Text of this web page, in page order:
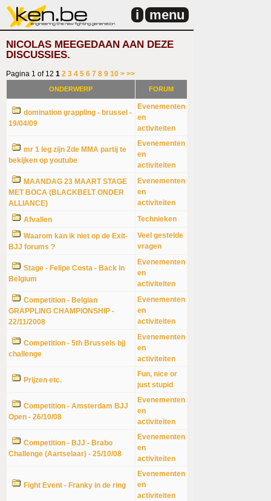
i menu
NICOLAS MEEGEDAAN AAN DEZE
DISCUSSIES.
Pagina 1 of 12 1 2 3 4 5 6 7 8 9 10 > >>
ONDERWERP FORUM
domination grappling - brussel -
19/04/09
Evenementen
en
activiteiten
mr 1 leg zijn 2de MMA partij te
bekijken op youtube
Evenementen
en
activiteiten
MAANDAG 23 MAART STAGE
MET BOCA (BLACKBELT ONDER
ALLIANCE)
Evenementen
en
activiteiten
Afvallen
Technieken
Waarom kan ik niet op de Exit-
BJJ forums ?
Veel gestelde
vragen
Stage - Felipe Costa - Back in
Belgium
Evenementen
en
activiteiten
Competition - Belgian
GRAPPLING CHAMPIONSHIP -
22/11/2008
Evenementen
en
activiteiten
Competition - 5th Brussels bjj
challenge
Evenementen
en
activiteiten
Prijzen etc.
Fun, nice or
just stupid
Competition - Amsterdam BJJ
Open - 26/10/08
Evenementen
en
activiteiten
Competition - BJJ - Brabo
Challenge (Aartselaar) - 25/10/08
Evenementen
en
activiteiten
Fight Event - Franky in de ring
Evenementen
en
activiteiten